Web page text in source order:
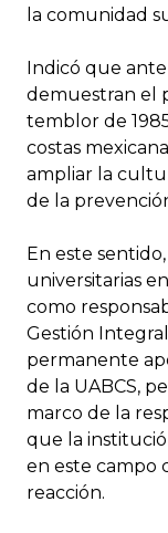
la comunidad
Indicó que
demuestran el
temblor de
costas
ampliar la
de la
En este
universitarias
como
Gestión
permanente
de la UABCS,
marco de la
que la
en este campo
reacción.